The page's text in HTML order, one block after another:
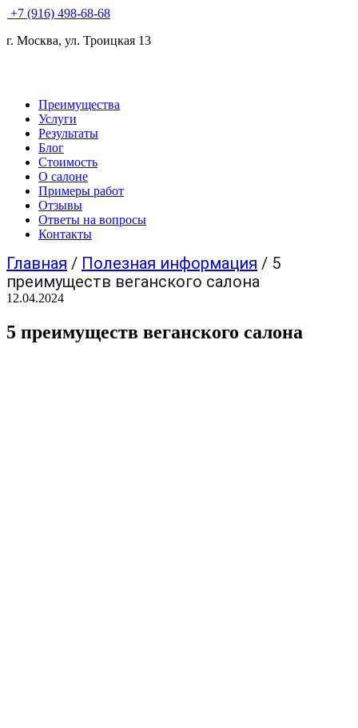
+7 (916) 498-68-68
г. Москва, ул. Троицкая 13
Преимущества
Услуги
Результаты
Блог
Стоимость
О салоне
Примеры работ
Отзывы
Ответы на вопросы
Контакты
Главная / Полезная информация / 5
преимуществ веганского салона
12.04.2024
5 преимуществ веганского салона